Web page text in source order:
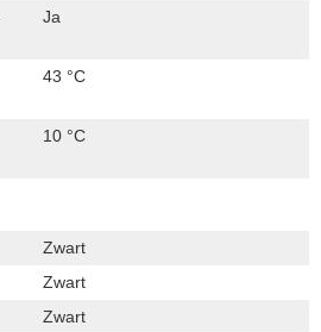
Ja
43 °C
10 °C
Zwart
Zwart
Zwart